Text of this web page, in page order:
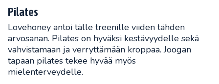
Pilates
Lovehoney antoi tälle treenille viiden tähden
arvosanan. Pilates on hyväksi kestävyydelle sekä
vahvistamaan ja verryttämään kroppaa. Joogan
tapaan pilates tekee hyvää myös
mielenterveydelle.